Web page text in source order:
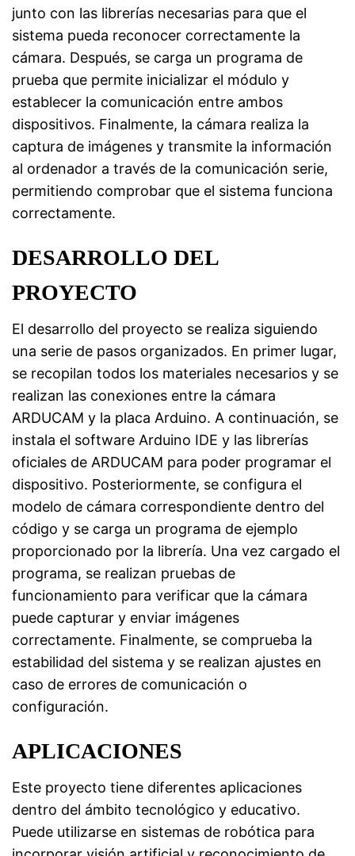
junto con las librerías necesarias para que el
sistema pueda reconocer correctamente la
cámara. Después, se carga un programa de
prueba que permite inicializar el módulo y
establecer la comunicación entre ambos
dispositivos. Finalmente, la cámara realiza la
captura de imágenes y transmite la información
al ordenador a través de la comunicación serie,
permitiendo comprobar que el sistema funciona
correctamente.
DESARROLLO DEL
PROYECTO
El desarrollo del proyecto se realiza siguiendo
una serie de pasos organizados. En primer lugar,
se recopilan todos los materiales necesarios y se
realizan las conexiones entre la cámara
ARDUCAM y la placa Arduino. A continuación, se
instala el software Arduino IDE y las librerías
oficiales de ARDUCAM para poder programar el
dispositivo. Posteriormente, se configura el
modelo de cámara correspondiente dentro del
código y se carga un programa de ejemplo
proporcionado por la librería. Una vez cargado el
programa, se realizan pruebas de
funcionamiento para verificar que la cámara
puede capturar y enviar imágenes
correctamente. Finalmente, se comprueba la
estabilidad del sistema y se realizan ajustes en
caso de errores de comunicación o
configuración.
APLICACIONES
Este proyecto tiene diferentes aplicaciones
dentro del ámbito tecnológico y educativo.
Puede utilizarse en sistemas de robótica para